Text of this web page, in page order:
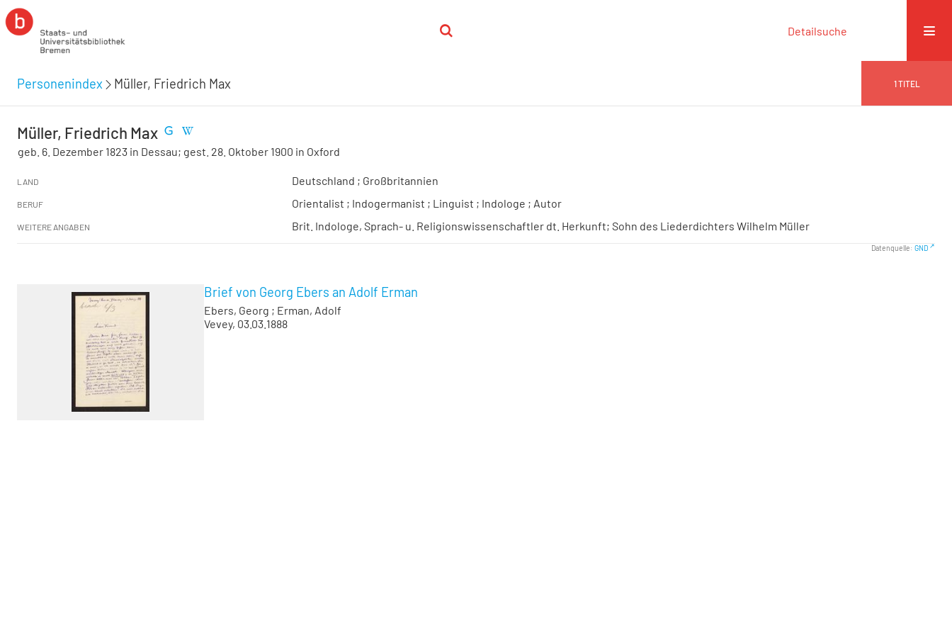
Detailsuche
Personenindex Müller, Friedrich Max 1TITEL
Müller, Friedrich Max
geb. 6. Dezember 1823 in Dessau; gest. 28. Oktober 1900 in Oxford
LAND Deutschland ; Großbritannien
BERUF Orientalist ; Indogermanist ; Linguist ; Indologe ; Autor
WEITERE ANGABEN Brit. Indologe, Sprach- u. Religionswissenschaftler dt. Herkunft; Sohn des Liederdichters Wilhelm Müller
Datenquelle: GND
Brief von Georg Ebers an Adolf Erman
Ebers, Georg ; Erman, Adolf
Vevey, 03.03.1888